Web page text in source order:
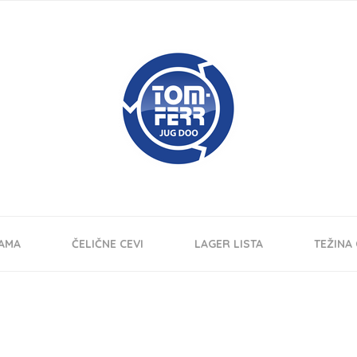
ČELIČNE CEVI LAGER LISTA TEŽINA